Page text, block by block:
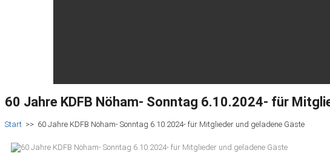
60 Jahre KDFB Nöham- Sonntag 6.10.2024- für
Start >> 60 Jahre KDFB Nöham- Sonntag 6.10.2024- für Mitglieder und geladene Gäste